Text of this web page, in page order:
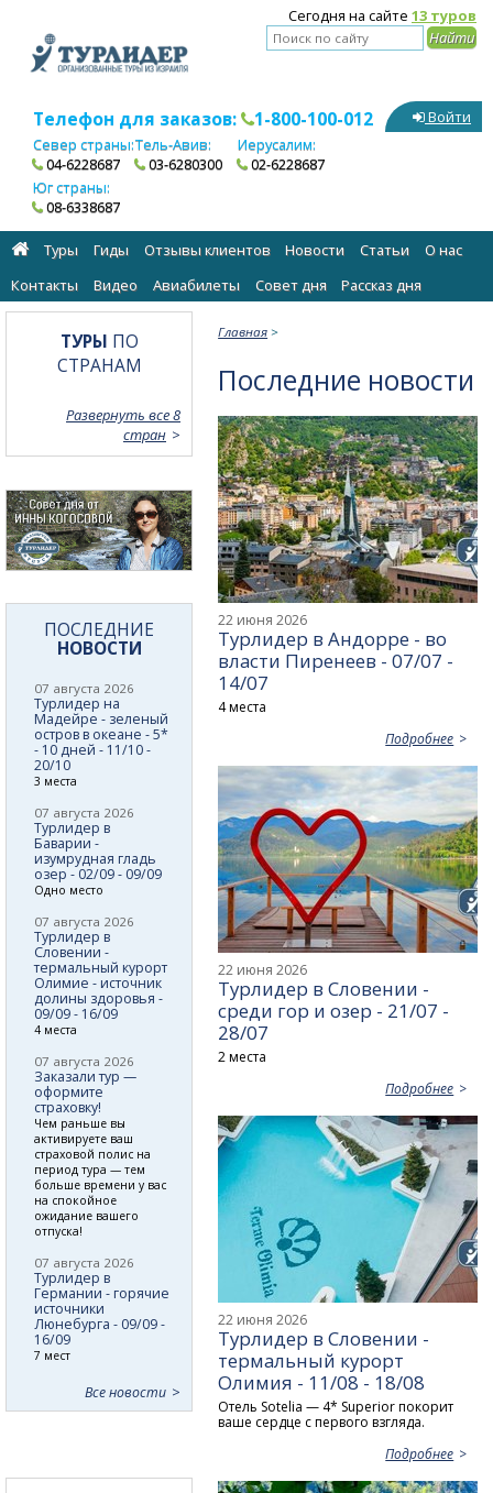
Сегодня на сайте 13 туров
Телефон для заказов: 1-800-100-012
Север страны:
04-6228687
Тель-Авив:
03-6280300
Иерусалим:
02-6228687
Юг страны:
08-6338687
Войти
Туры Гиды Отзывы клиентов Новости Статьи
О нас
Контакты
Видео Авиабилеты Cовет дня Рассказ дня
Главная >
Последние новости
22 июня 2026
Турлидер в Андорре - во
власти Пиренеев - 07/07 -
14/07
4 места
Подробнее
22 июня 2026
Турлидер в Словении -
среди гор и озер - 21/07 -
28/07
2 места
Подробнее
22 июня 2026
Турлидер в Словении -
термальный курорт
Олимия - 11/08 - 18/08
Отель Sotelia — 4* Superior покорит
ваше сердце с первого взгляда.
Подробнее
ТУРЫ ПО
СТРАНАМ
Развернуть все 8
стран
ПОСЛЕДНИЕ
НОВОСТИ
07 августа 2026
Турлидер на
Мадейре - зеленый
остров в океане - 5*
- 10 дней - 11/10 -
20/10
3 места
07 августа 2026
Турлидер в
Баварии -
изумрудная гладь
озер - 02/09 - 09/09
Одно место
07 августа 2026
Турлидер в
Словении -
термальный курорт
Олимие - источник
долины здоровья -
09/09 - 16/09
4 места
07 августа 2026
Заказали тур —
оформите
страховку!
Чем раньше вы
активируете ваш
страховой полис на
период тура — тем
больше времени у вас
на спокойное
ожидание вашего
отпуска!
07 августа 2026
Турлидер в
Германии - горячие
источники
Люнебурга - 09/09 -
16/09
7 мест
Все новости